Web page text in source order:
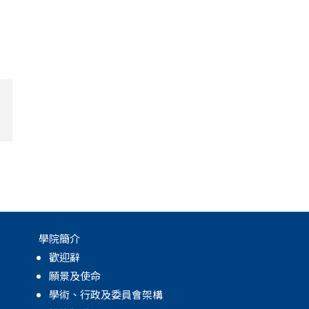
學院簡介
歡迎辭
願景及使命
學術、行政及委員會架構